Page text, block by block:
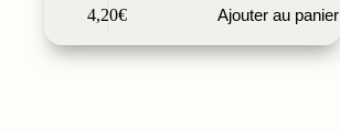
4,20€ Ajouter au panier